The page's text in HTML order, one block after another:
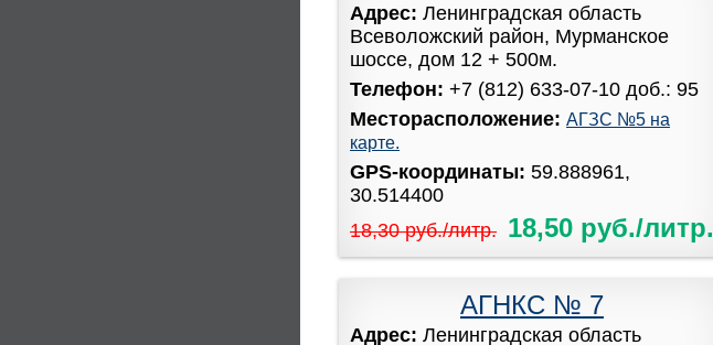
Адрес: Ленинградская область
Всеволожский район, Мурманское
шоссе, дом 12 + 500м.
Телефон: +7 (812) 633-07-10 доб.: 95
Месторасположение: АГЗС №5 на
карте.
GPS-координаты: 59.888961,
30.514400
18,30 руб./литр. 18,50 руб./литр.
АГНКС № 7
Адрес: Ленинградская область